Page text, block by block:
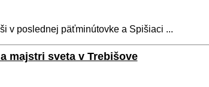
v poslednej päťminútovke a Spišiaci ...
majstri sveta v Trebišove